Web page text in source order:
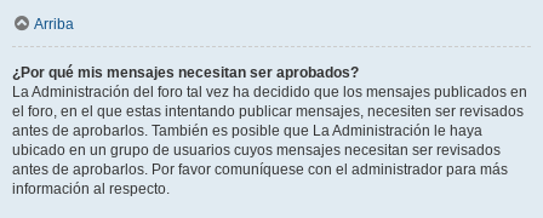
Arriba
¿Por qué mis mensajes necesitan ser aprobados?
La Administración del foro tal vez ha decidido que los mensajes publicados en
el foro, en el que estas intentando publicar mensajes, necesiten ser revisados
antes de aprobarlos. También es posible que La Administración le haya
ubicado en un grupo de usuarios cuyos mensajes necesitan ser revisados
antes de aprobarlos. Por favor comuníquese con el administrador para más
información al respecto.